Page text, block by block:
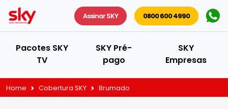
Assinar SKY 0800 600 4990
Pacotes SKY
TV
SKY Pré-
pago
SKY
Empresas
Home Cobertura SKY Brumado